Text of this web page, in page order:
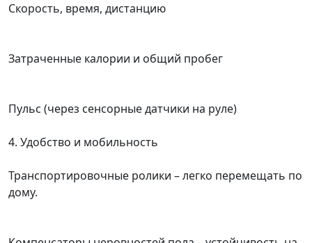
Скорость, время, дистанцию
Затраченные калории и общий пробег
Пульс (через сенсорные датчики на руле)
4. Удобство и мобильность
Транспортировочные ролики – легко перемещать по
дому.